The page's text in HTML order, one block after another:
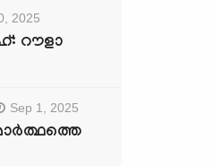
2025
റൗളാ
Sep 1, 2025